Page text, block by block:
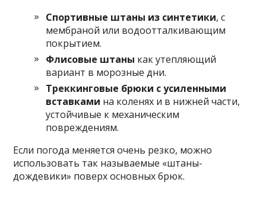
Спортивные штаны из синтетики, с
мембраной или водоотталкивающим
покрытием.
Флисовые штаны как утепляющий
вариант в морозные дни.
Треккинговые брюки с усиленными
вставками на коленях и в нижней части,
устойчивые к механическим
повреждениям.
Если погода меняется очень резко, можно
использовать так называемые «штаны-
дождевики» поверх основных брюк.